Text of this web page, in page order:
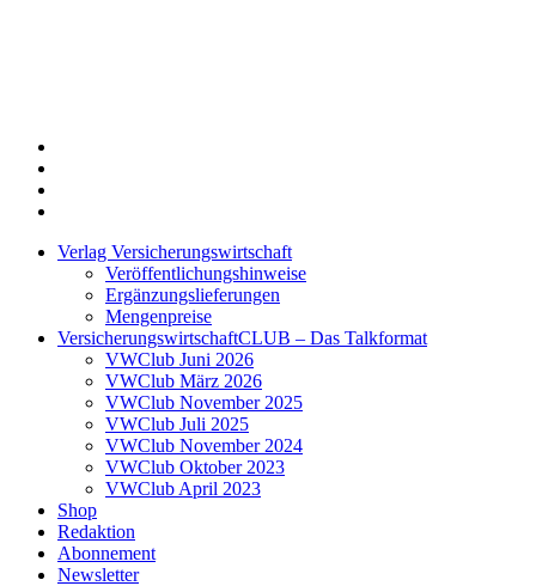
Verlag Versicherungswirtschaft
Veröffentlichungshinweise
Ergänzungslieferungen
Mengenpreise
VersicherungswirtschaftCLUB – Das Talkformat
VWClub Juni 2026
VWClub März 2026
VWClub November 2025
VWClub Juli 2025
VWClub November 2024
VWClub Oktober 2023
VWClub April 2023
Shop
Redaktion
Abonnement
Newsletter